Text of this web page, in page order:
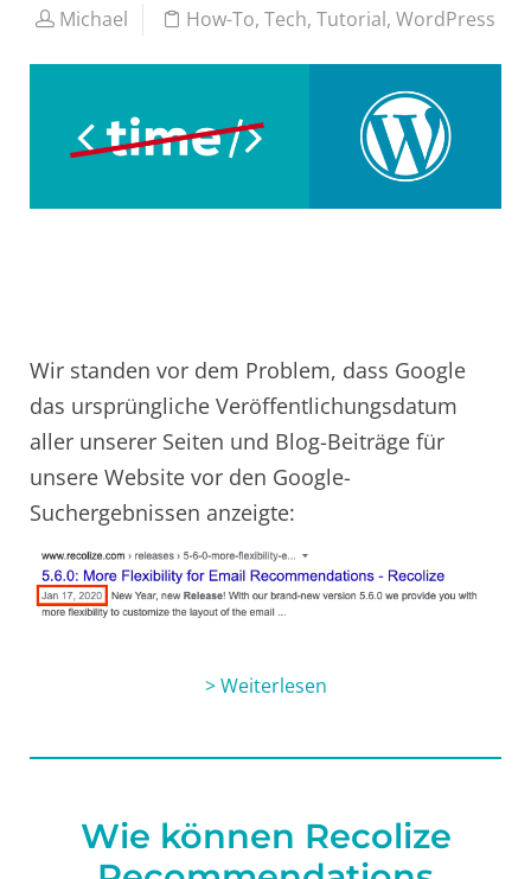
Michael How-To, Tech, Tutorial, WordPress
Wir standen vor dem Problem, dass Google
das ursprüngliche Veröffentlichungsdatum
aller unserer Seiten und Blog-Beiträge für
unsere Website vor den Google-
Suchergebnissen anzeigte:
> Weiterlesen
Wie können Recolize